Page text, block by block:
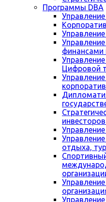
Программы DBA
финансами
Цифровой
отдыха,